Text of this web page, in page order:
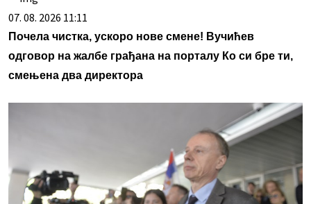
07. 08. 2026 11:11
Почела чистка, ускоро нове смене! Вучићев
одговор на жалбе грађана на порталу Ко си бре ти,
смењена два директора